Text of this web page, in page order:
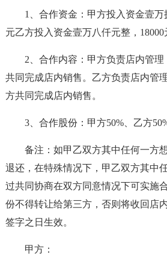
1、合作资金：甲方投入资金壹万
元乙方投入资金壹万八仟元整，
2、合作内容：甲方负责店内管
共同完成店内销售。乙方负责店内管
方共同完成店内销售。
3、合作股份：甲方50%、乙方
备注：如甲乙双方其中任何一方
退还，在特殊情况下，甲乙双方其中
过共同协商在双方同意情况下可实施
份不得转让给第三方，否则将收回店
签字之日生效。
甲方：